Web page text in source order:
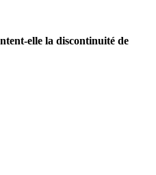
elle la discontinuité de